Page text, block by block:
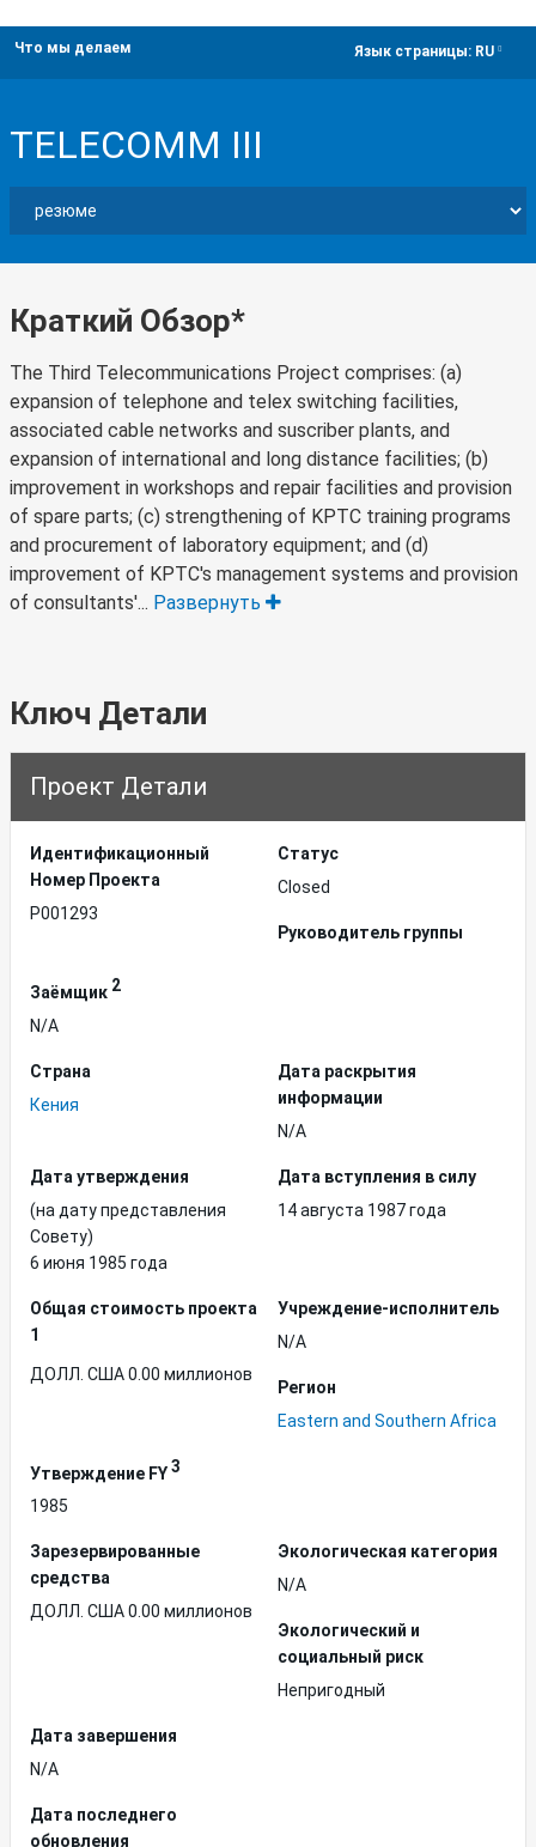
Что мы делаем Язык страницы: RU
TELECOMM III
Краткий Обзор*
The Third Telecommunications Project comprises: (a)
expansion of telephone and telex switching facilities,
associated cable networks and suscriber plants, and
expansion of international and long distance facilities; (b)
improvement in workshops and repair facilities and provision
of spare parts; (c) strengthening of KPTC training programs
and procurement of laboratory equipment; and (d)
improvement of KPTC's management systems and provision
of consultants'... Развернуть
Ключ Детали
Проект Детали
Идентификационный
Hомер Проекта
P001293
Статус
Closed
Руководитель группы
Заёмщик 2
N/A
Страна
Кения
Дата раскрытия
информации
N/A
Дата утверждения
(на дату представления
Совету)
6 июня 1985 года
Дата вступления в силу
14 августа 1987 года
Общая стоимость проекта
1
ДОЛЛ. США 0.00 миллионов
Учреждение-исполнитель
N/A
Регион
Eastern and Southern Africa
Утверждение FY3
1985
Зарезервированные
средства
ДОЛЛ. США 0.00 миллионов
Экологическая категория
N/A
Экологический и
социальный риск
Непригодный
Дата завершения
N/A
Дата последнего
обновления